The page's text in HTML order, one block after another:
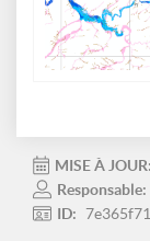
MISE À JOUR:
Responsable:
ID: